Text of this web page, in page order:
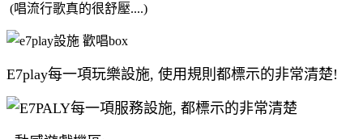
(唱流行歌真的很舒壓....)
E7play每一項玩樂設施, 使用規則都標示的非常清楚!